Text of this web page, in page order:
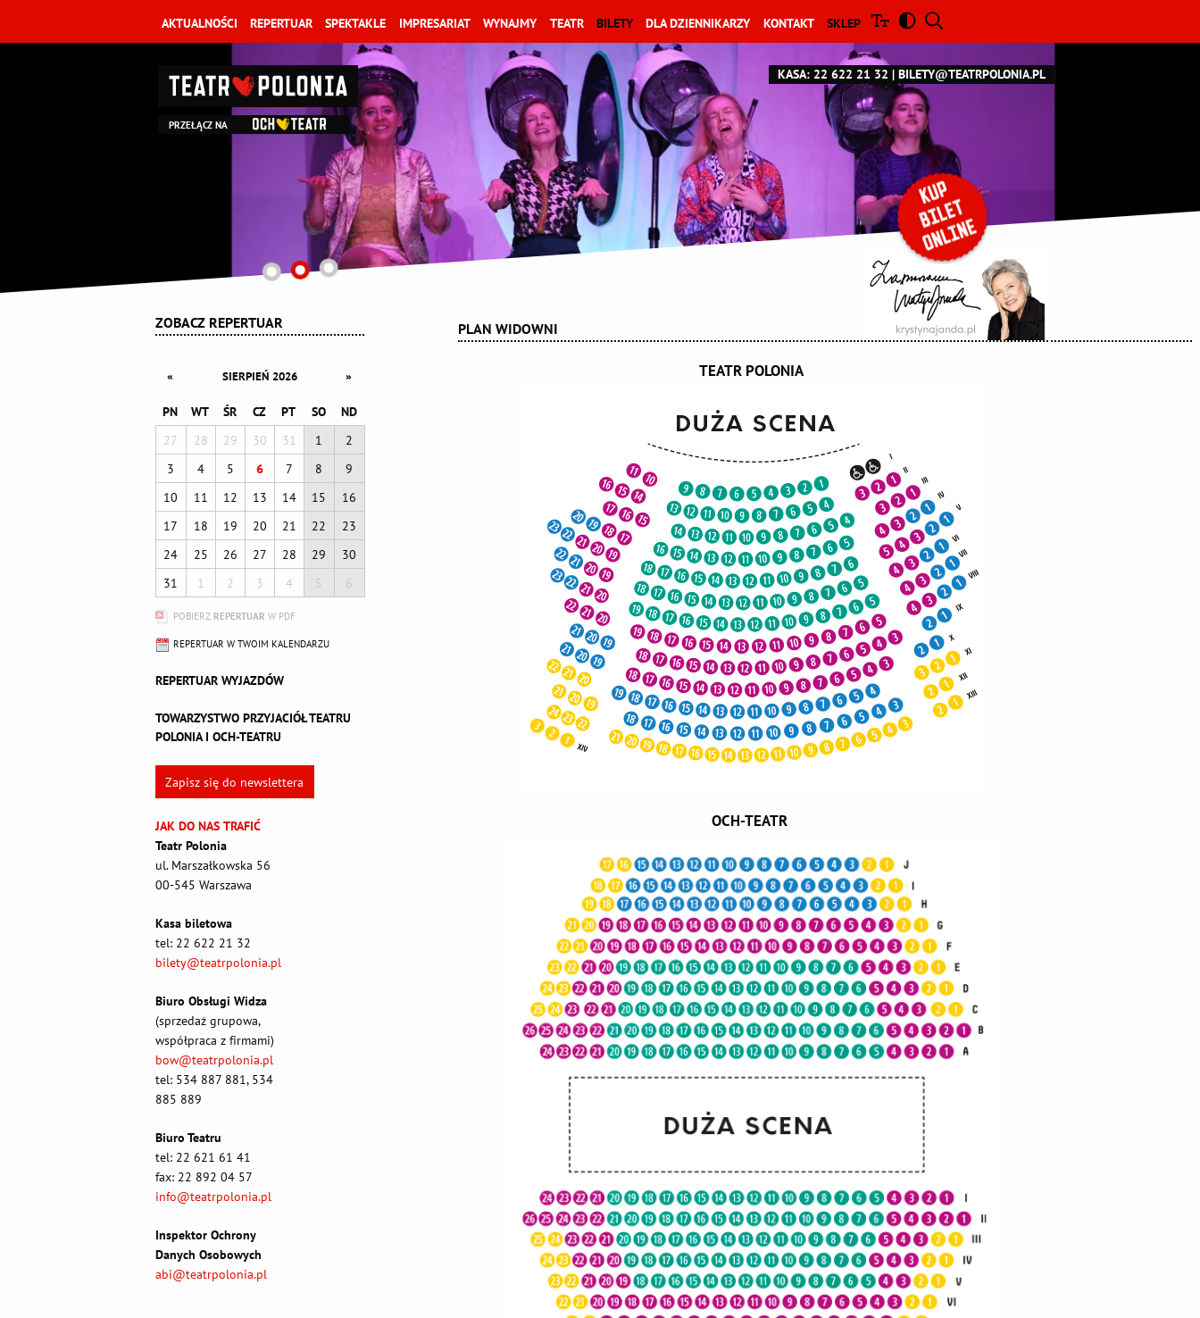
AKTUALNOŚCI REPERTUAR SPEKTAKLE IMPRESARIAT WYNAJMY TEATR BILETY DLA DZIENNIKARZY KONTAKT SKLEP
PRZEŁĄCZ NA
KASA: 22 622 21 32 BILETY@TEATRPOLONIA.PL
ZOBACZ REPERTUAR
« SIERPIEŃ 2026 »
PN WT ŚR CZ PT SO
ND
27
28 29 30 31 1
2
3
4 5 6 7 8
9
10
11 12 13 14 15
16
17
18 19 20 21 22
23
24
25 26 27 28 29
30
31
1 2 3 4 5 6
POBIERZ REPERTUAR W PDF
REPERTUAR W TWOIM KALENDARZU
REPERTUAR WYJAZDÓW
TOWARZYSTWO PRZYJACIÓŁ TEATRU
POLONIA I OCH-TEATRU
Zapisz się do newslettera
JAK DO NAS TRAFIĆ
Teatr Polonia
ul. Marszałkowska 56
00-545 Warszawa
Kasa biletowa
tel: 22 622 21 32
bilety@teatrpolonia.pl
Biuro Obsługi Widza
(sprzedaż grupowa,
współpraca z firmami)
bow@teatrpolonia.pl
tel: 534 887 881, 534
885 889
Biuro Teatru
tel: 22 621 61 41
fax: 22 892 04 57
info@teatrpolonia.pl
Inspektor Ochrony
Danych Osobowych
abi@teatrpolonia.pl
PLAN WIDOWNI
TEATR POLONIA
OCH-TEATR